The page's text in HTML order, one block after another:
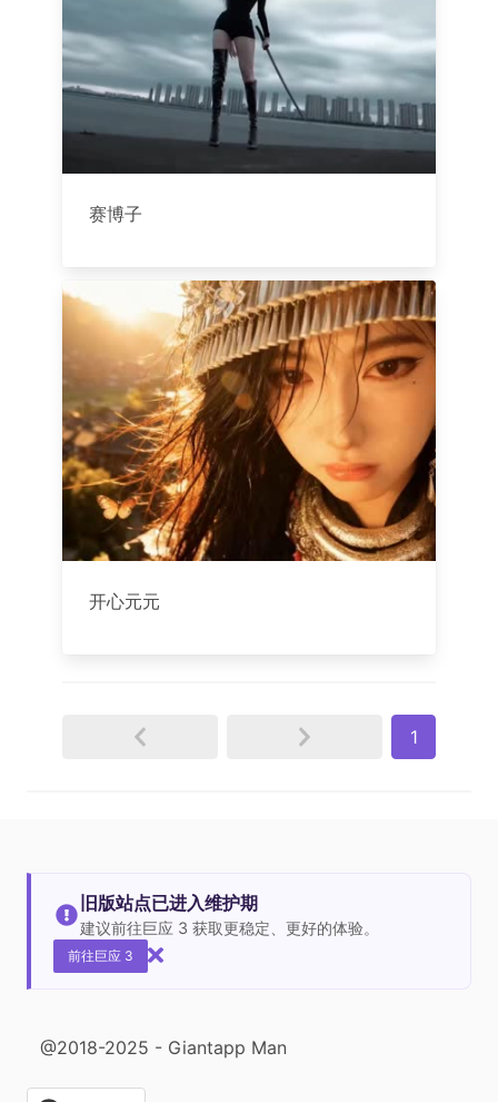
赛博子
开心元元
1
旧版站点已进入维护期
建议前往巨应 3 获取更稳定、更好的体验。
前往巨应 3
@2018-2025 - Giantapp Man